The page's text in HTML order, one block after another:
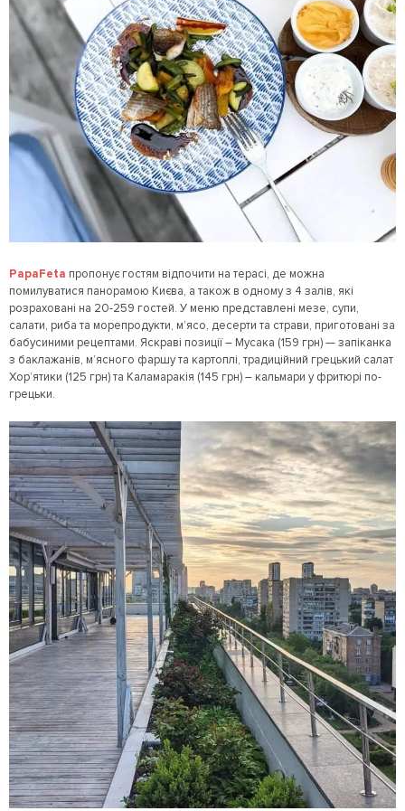
PapaFeta пропонує гостям відпочити на терасі, де можна
помилуватися панорамою Києва, а також в одному з 4 залів, які
розраховані на 20-259 гостей. У меню представлені мезе, супи,
салати, риба та морепродукти, м’ясо, десерти та страви, приготовані за
бабусиними рецептами. Яскраві позиції – Мусака (159 грн) — запіканка
з баклажанів, м’ясного фаршу та картоплі, традиційний грецький салат
Хор’ятики (125 грн) та Каламаракія (145 грн) – кальмари у фритюрі по-
грецьки.